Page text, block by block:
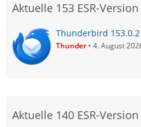
Aktuelle 153 ESR-Version
Thunderbird
Thunder 4. August
Aktuelle 140 ESR-Version